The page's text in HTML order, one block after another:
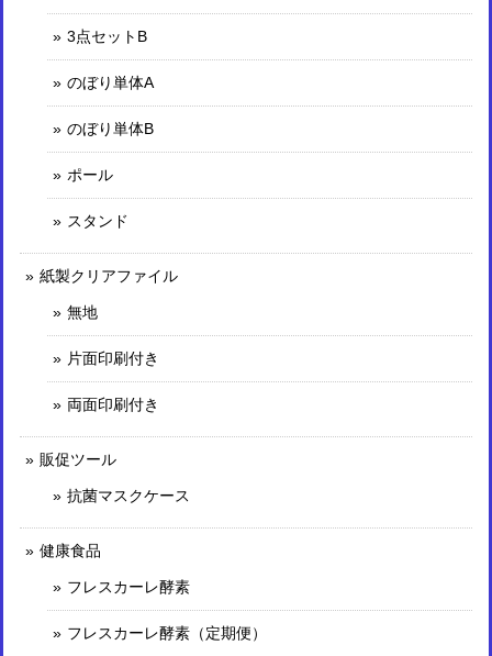
3点セットB
のぼり単体A
のぼり単体B
ポール
スタンド
紙製クリアファイル
無地
片面印刷付き
両面印刷付き
販促ツール
抗菌マスクケース
健康食品
フレスカーレ酵素
フレスカーレ酵素（定期便）